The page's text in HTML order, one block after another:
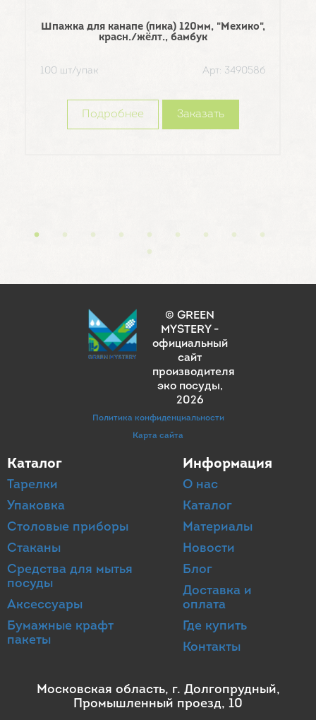
Шпажка для канапе (пика) 120мм, "Мехико",
красн./жёлт., бамбук
100 шт/упак Арт: 349058б
Подробнее Заказать
© GREEN
MYSTERY -
официальный
сайт
производителя
эко посуды,
2026
Политика конфиденциальности
Карта сайта
Каталог
Тарелки
Упаковка
Столовые приборы
Стаканы
Средства для мытья
посуды
Аксессуары
Бумажные крафт
пакеты
Информация
О нас
Каталог
Материалы
Новости
Блог
Доставка и
оплата
Где купить
Контакты
Московская область, г. Долгопрудный,
Промышленный проезд, 10